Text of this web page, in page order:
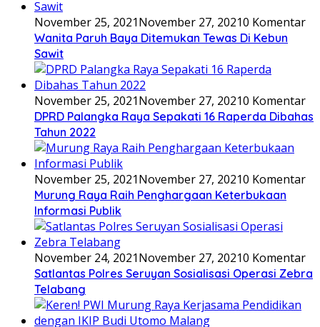
November 25, 2021November 27, 20210 Komentar
Wanita Paruh Baya Ditemukan Tewas Di Kebun
Sawit
November 25, 2021November 27, 20210 Komentar
DPRD Palangka Raya Sepakati 16 Raperda Dibahas
Tahun 2022
November 25, 2021November 27, 20210 Komentar
Murung Raya Raih Penghargaan Keterbukaan
Informasi Publik
November 24, 2021November 27, 20210 Komentar
Satlantas Polres Seruyan Sosialisasi Operasi Zebra
Telabang